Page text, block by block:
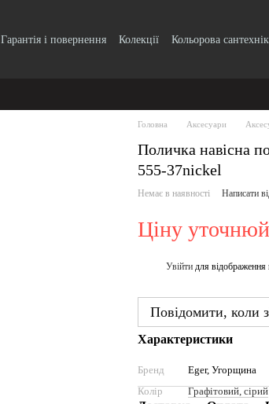
Гарантія і повернення Колекції Кольорова
Головна Аксесуари
Поличка навісна
555-37nickel
Немає в наявності Написати
Ціну
Увійти для відображення
Повідомити, коли
Характеристики
Бренд
Eger, Угорщина
Колір
Графітовий, сірий